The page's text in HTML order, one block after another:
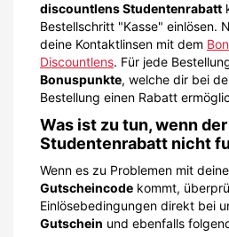
discountlens Studentenrabatt
Bestellschritt "Kasse" einlösen.
deine Kontaktlinsen mit dem
Discountlens. Für jede
Bonuspunkte, welche dir bei
Bestellung einen Rabatt
Was ist zu tun, wenn
Studentenrabatt nicht
Wenn es zu Problemen mit
Gutscheincode kommt,
Einlösebedingungen direkt bei
Gutschein und ebenfalls